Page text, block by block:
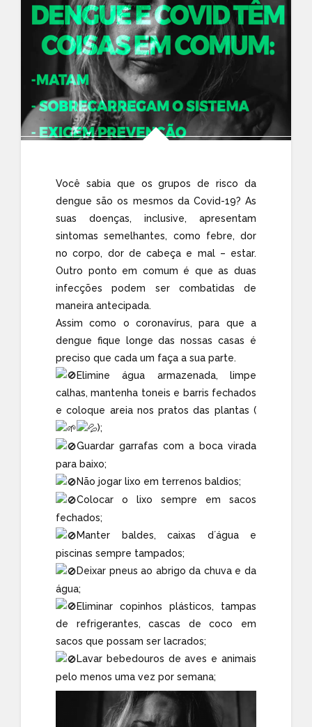
Você sabia que os grupos de risco da
dengue são os mesmos da Covid-19? As
suas doenças, inclusive, apresentam
sintomas semelhantes, como febre, dor
no corpo, dor de cabeça e mal – estar.
Outro ponto em comum é que as duas
infecções podem ser combatidas de
maneira antecipada.
Assim como o coronavírus, para que a
dengue fique longe das nossas casas é
preciso que cada um faça a sua parte.
Elimine água armazenada, limpe
calhas, mantenha toneis e barris fechados
e coloque areia nos pratos das plantas (
);
Guardar garrafas com a boca virada
para baixo;
Não jogar lixo em terrenos baldios;
Colocar o lixo sempre em sacos
fechados;
Manter baldes, caixas d´água e
piscinas sempre tampados;
Deixar pneus ao abrigo da chuva e da
água;
Eliminar copinhos plásticos, tampas
de refrigerantes, cascas de coco em
sacos que possam ser lacrados;
Lavar bebedouros de aves e animais
pelo menos uma vez por semana;